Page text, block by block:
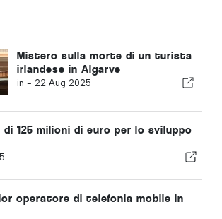
Mistero sulla morte di un turista
irlandese in Algarve
in - 22 Aug 2025
125 milioni di euro per lo sviluppo
operatore di telefonia mobile in